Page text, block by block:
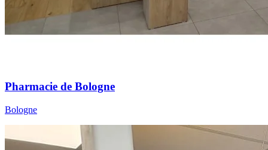
Pharmacie de Bologne
Bologne